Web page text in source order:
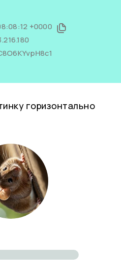
+0000
горизонтально